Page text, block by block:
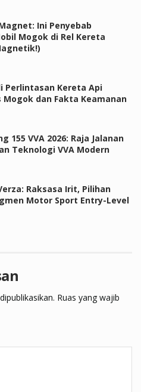
Ini Penyebab
Mogok di Rel Kereta
Perlintasan Kereta Api
Mogok dan Fakta Keamanan
155 VVA 2026: Raja Jalanan
Teknologi VVA Modern
Raksasa Irit, Pilihan
Motor Sport Entry-Level
Ruas yang wajib